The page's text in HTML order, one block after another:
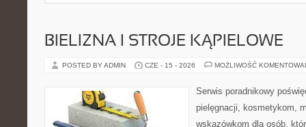
BIELIZNA I STROJE KĄPIELOWE
POSTED BY ADMIN CZE - 15 - 2026 MOŻLIWOŚĆ
Serwis poradnikowy
pielęgnacji, kosmetykom,
wskazówkom dla osób,